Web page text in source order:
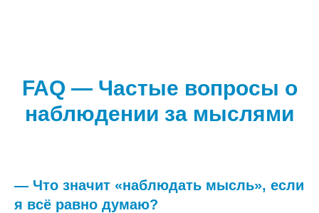
FAQ — Частые вопросы о
наблюдении за мыслями
— Что значит «наблюдать мысль», если
я всё равно думаю?